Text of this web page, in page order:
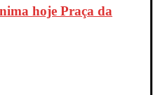
hoje Praça da